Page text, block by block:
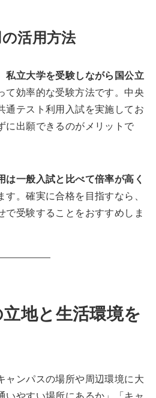
活用方法
私立大学を受験しながら国公立
て効率的な受験方法です。中央
通テスト利用入試を実施してお
に出願できるのがメリットで
は一般入試と比べて倍率が高く
す。確実に合格を目指すなら、
で受験することをおすすめしま
地と生活環境を
ャンパスの場所や周辺環境に大